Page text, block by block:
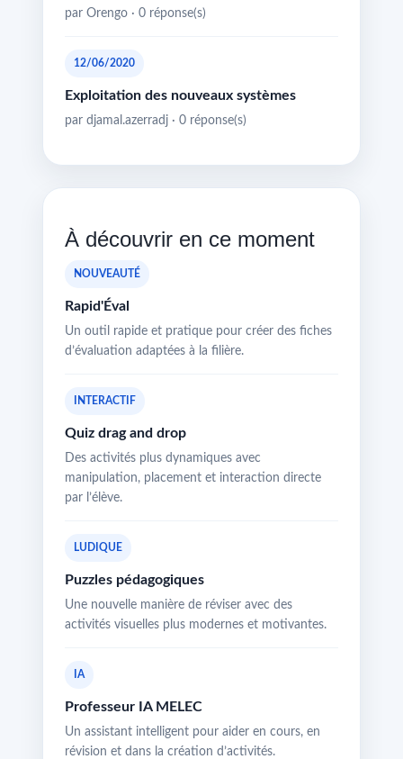
par Orengo · 0 réponse(s)
12/06/2020
Exploitation des nouveaux systèmes
par djamal.azerradj · 0 réponse(s)
À découvrir en ce moment
NOUVEAUTÉ
Rapid'Éval
Un outil rapide et pratique pour créer des fiches
d’évaluation adaptées à la filière.
INTERACTIF
Quiz drag and drop
Des activités plus dynamiques avec
manipulation, placement et interaction directe
par l’élève.
LUDIQUE
Puzzles pédagogiques
Une nouvelle manière de réviser avec des
activités visuelles plus modernes et motivantes.
IA
Professeur IA MELEC
Un assistant intelligent pour aider en cours, en
révision et dans la création d’activités.